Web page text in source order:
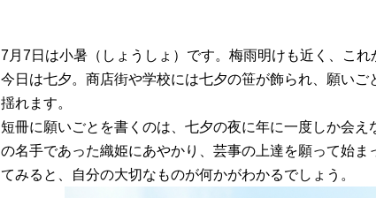
7月7日は小暑（しょうしょ）です。梅雨明けも近く、これ
今日は七夕。商店街や学校には七夕の笹が飾られ、願い
揺れます。
短冊に願いごとを書くのは、七夕の夜に年に一度しか会
の名手であった織姫にあやかり、芸事の上達を願って始
てみると、自分の大切なものが何かがわかるでしょう。